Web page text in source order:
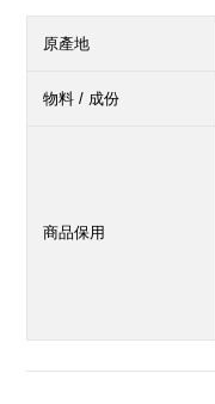
原產地
物料 / 成份
商品保用